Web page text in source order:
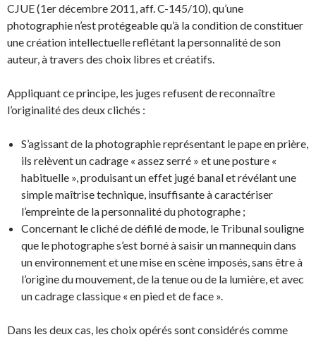
CJUE (1er décembre 2011, aff. C-145/10), qu’une
photographie n’est protégeable qu’à la condition de constituer
une création intellectuelle reflétant la personnalité de son
auteur, à travers des choix libres et créatifs.
Appliquant ce principe, les juges refusent de reconnaître
l’originalité des deux clichés :
S’agissant de la photographie représentant le pape en prière,
ils relèvent un cadrage « assez serré » et une posture «
habituelle », produisant un effet jugé banal et révélant une
simple maîtrise technique, insuffisante à caractériser
l’empreinte de la personnalité du photographe ;
Concernant le cliché de défilé de mode, le Tribunal souligne
que le photographe s’est borné à saisir un mannequin dans
un environnement et une mise en scène imposés, sans être à
l’origine du mouvement, de la tenue ou de la lumière, et avec
un cadrage classique « en pied et de face ».
Dans les deux cas, les choix opérés sont considérés comme